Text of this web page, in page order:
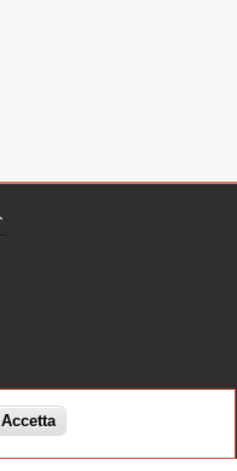
Accetta